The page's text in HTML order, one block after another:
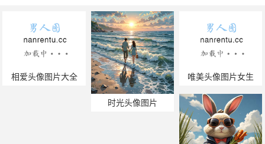
相爱头像图片大全
时光头像图片
唯美头像图片女生